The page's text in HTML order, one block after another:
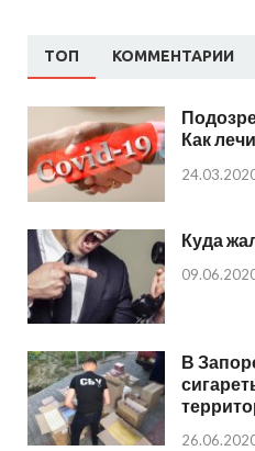
ТОП КОММЕНТАРИИ
Как
Куда
В